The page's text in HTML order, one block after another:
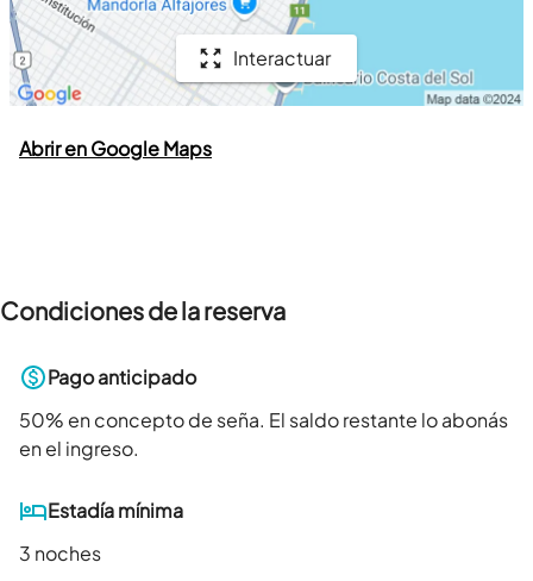
Interactuar
Abrir en Google Maps
Condiciones de la reserva
Pago anticipado
50% en concepto de seña. El saldo restante lo abonás
en el ingreso.
Estadía mínima
3 noches